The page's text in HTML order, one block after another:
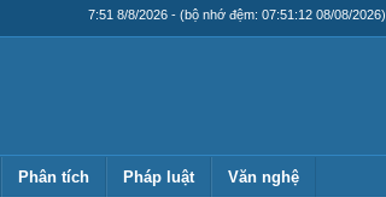
7:51 8/8/2026 - (bộ nhớ đệm: 07:51:12 08/08/2026)
Phân tích Pháp luật Văn nghệ